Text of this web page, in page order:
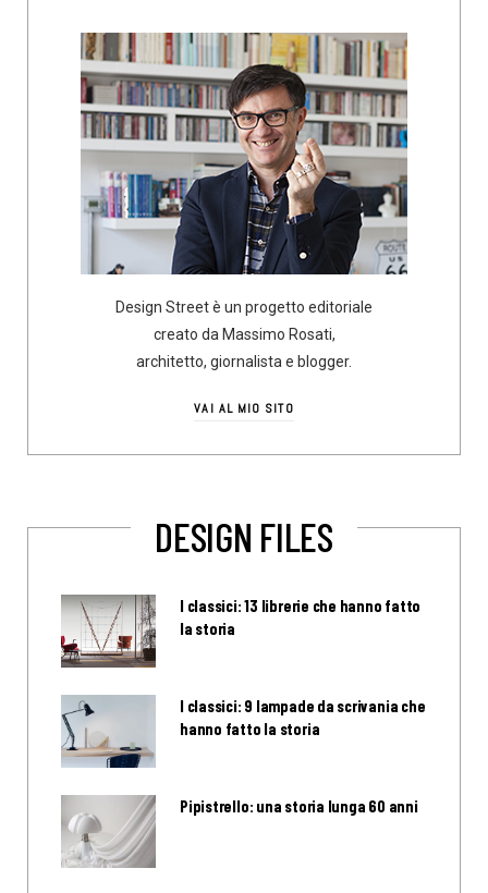
Design Street è un progetto editoriale
creato da Massimo Rosati,
architetto, giornalista e blogger.
VAI AL MIO SITO
DESIGN FILES
I classici: 13 librerie che hanno fatto
la storia
I classici: 9 lampade da scrivania che
hanno fatto la storia
Pipistrello: una storia lunga 60 anni